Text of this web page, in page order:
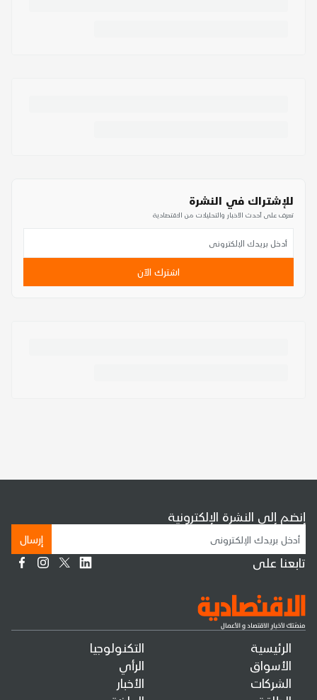
للإشتراك في النشرة
تعرف على أحدث الأخبار والتحليلات من الاقتصادية
اشترك الآن
الرئيسية
الأسواق
الشركات
التكنولوجيا
الرأي
الأخبار
إنضم إلى النشرة الإلكترونية
إرسال
تابعنا على